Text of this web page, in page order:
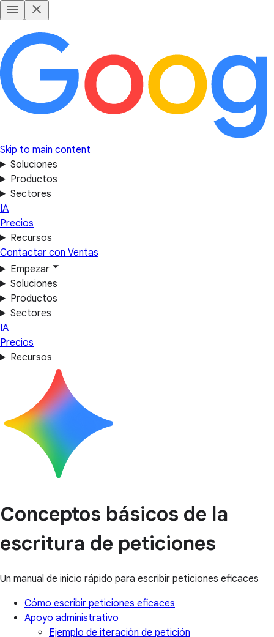
Skip to main content
Soluciones
Productos
Sectores
IA
Precios
Recursos
Contactar con Ventas
Empezar
Soluciones
Productos
Sectores
IA
Precios
Recursos
Conceptos básicos de la
escritura de peticiones
Un manual de inicio rápido para escribir peticiones eficaces
Cómo escribir peticiones eficaces
Apoyo administrativo
Ejemplo de iteración de petición